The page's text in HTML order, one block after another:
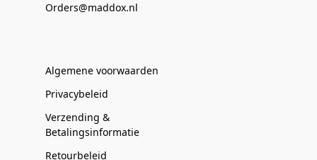
Orders@maddox.nl
Algemene voorwaarden
Privacybeleid
Verzending &
Betalingsinformatie
Retourbeleid